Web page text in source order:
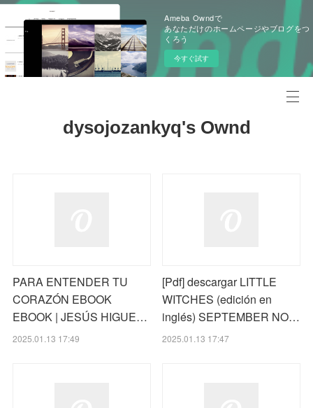
Ameba Owndで
あなただけのホームページやブログをつ
くろう
今すぐ試す
dysojozankyq's Ownd
PARA ENTENDER TU
CORAZÓN EBOOK
EBOOK | JESÚS HIGUE…
2025.01.13 17:49
[Pdf] descargar LITTLE
WITCHES (edición en
inglés) SEPTEMBER NO…
2025.01.13 17:47